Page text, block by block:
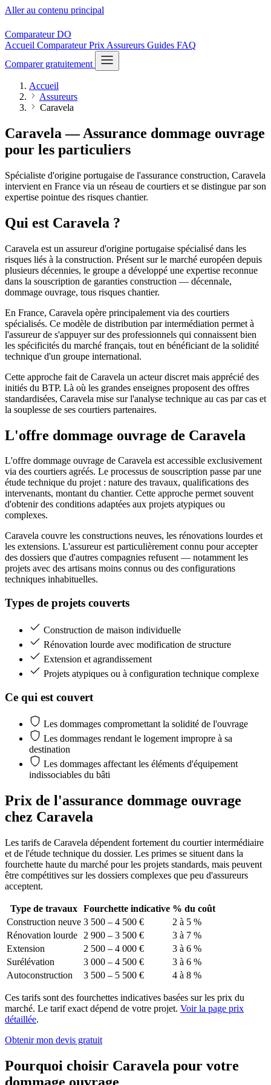
Aller au contenu principal
ComparateurDO
Accueil ComparateurPrix Assureurs Guides FAQ
Comparer gratuitement
Accueil
Assureurs
Caravela
Caravela — Assurance dommage ouvrage
pour les particuliers
Spécialiste d'origine portugaise de l'assurance construction, Caravela
intervient en France via un réseau de courtiers et se distingue par son
expertise pointue des risques chantier.
Qui est Caravela ?
Caravela est un assureur d'origine portugaise spécialisé dans les
risques liés à la construction. Présent sur le marché européen depuis
plusieurs décennies, le groupe a développé une expertise reconnue
dans la souscription de garanties construction — décennale,
dommage ouvrage, tous risques chantier.
En France, Caravela opère principalement via des courtiers
spécialisés. Ce modèle de distribution par intermédiation permet à
l'assureur de s'appuyer sur des professionnels qui connaissent bien
les spécificités du marché français, tout en bénéficiant de la solidité
technique d'un groupe international.
Cette approche fait de Caravela un acteur discret mais apprécié des
initiés du BTP. Là où les grandes enseignes proposent des offres
standardisées, Caravela mise sur l'analyse technique au cas par cas et
la souplesse de ses courtiers partenaires.
L'offre dommage ouvrage de Caravela
L'offre dommage ouvrage de Caravela est accessible exclusivement
via des courtiers agréés. Le processus de souscription passe par une
étude technique du projet : nature des travaux, qualifications des
intervenants, montant du chantier. Cette approche permet souvent
d'obtenir des conditions adaptées aux projets atypiques ou
complexes.
Caravela couvre les constructions neuves, les rénovations lourdes et
les extensions. L'assureur est particulièrement connu pour accepter
des dossiers que d'autres compagnies refusent — notamment les
projets avec des artisans moins connus ou des configurations
techniques inhabituelles.
Types de projets couverts
Construction de maison individuelle
Rénovation lourde avec modification de structure
Extension et agrandissement
Projets atypiques ou à configuration technique complexe
Ce qui est couvert
Les dommages compromettant la solidité de l'ouvrage
Les dommages rendant le logement impropre à sa
destination
Les dommages affectant les éléments d'équipement
indissociables du bâti
Prix de l'assurance dommage ouvrage
chez Caravela
Les tarifs de Caravela dépendent fortement du courtier intermédiaire
et de l'étude technique du dossier. Les primes se situent dans la
fourchette haute du marché pour les projets standards, mais peuvent
être compétitives sur les dossiers complexes que peu d'assureurs
acceptent.
Type de travaux Fourchette indicative % du coût
Construction neuve 3 500 – 4 500 €
2 à 5 %
Rénovation lourde
2 900 – 3 500 €
3 à 7 %
Extension
2 500 – 4 000 €
3 à 6 %
Surélévation
3 000 – 4 500 €
3 à 6 %
Autoconstruction
3 500 – 5 500 € 4 à 8 %
Ces tarifs sont des fourchettes indicatives basées sur les prix du
marché. Le tarif exact dépend de votre projet. Voir la page prix
détaillée.
Obtenir mon devis gratuit
Pourquoi choisir Caravela pour votre